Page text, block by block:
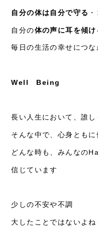
初めての方へ
統合医療
お知らせ
自分の体は自分で守る
自分の体の声に耳を傾け
毎日の生活の幸せにつな
Well Being
長い人生において、誰
そんな中で、心身とも
どんな時も、みんなの
信じています
少しの不安や不調
大したことではないよ